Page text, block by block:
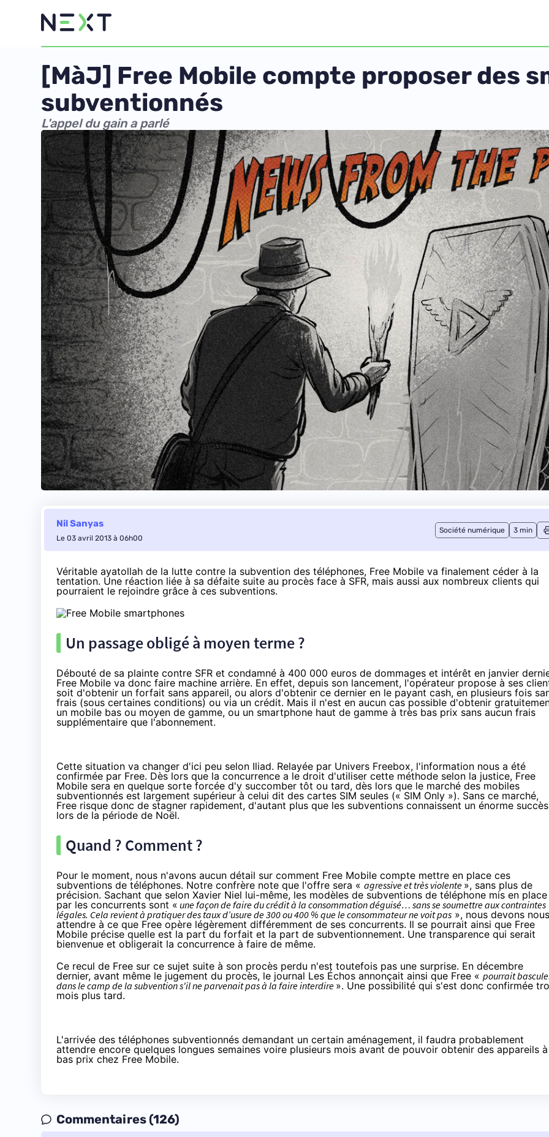
[MàJ] Free Mobile compte proposer des
subventionnés
L'appel du gain a parlé
Nil Sanyas
Le 03 avril 2013 à 06h00
Société numérique 3 min
Véritable ayatollah de la lutte contre la subvention des téléphones, Free Mobile va finalement céder à la
tentation. Une réaction liée à sa défaite suite au procès face à SFR, mais aussi aux nombreux clients qui
pourraient le rejoindre grâce à ces subventions.
Un passage obligé à moyen terme ?
Débouté de sa plainte contre SFR et condamné à 400 000 euros de dommages et intérêt en janvier
Free Mobile va donc faire machine arrière. En effet, depuis son lancement, l'opérateur propose à ses
soit d'obtenir un forfait sans appareil, ou alors d'obtenir ce dernier en le payant cash, en plusieurs fois
frais (sous certaines conditions) ou via un crédit. Mais il n'est en aucun cas possible d'obtenir
un mobile bas ou moyen de gamme, ou un smartphone haut de gamme à très bas prix sans aucun frais
supplémentaire que l'abonnement.
Cette situation va changer d'ici peu selon Iliad. Relayée par Univers Freebox, l'information nous a été
confirmée par Free. Dès lors que la concurrence a le droit d'utiliser cette méthode selon la justice, Free
Mobile sera en quelque sorte forcée d'y succomber tôt ou tard, dès lors que le marché des mobiles
subventionnés est largement supérieur à celui dit des cartes SIM seules (« SIM Only »). Sans ce marché,
Free risque donc de stagner rapidement, d'autant plus que les subventions connaissent un énorme succès
lors de la période de Noël.
Quand ? Comment ?
Pour le moment, nous n'avons aucun détail sur comment Free Mobile compte mettre en place ces
subventions de téléphones. Notre confrère note que l'offre sera « agressive et très violente », sans plus de
précision. Sachant que selon Xavier Niel lui-même, les modèles de subventions de téléphone mis en place
par les concurrents sont « une façon de faire du crédit à la consommation déguisé… sans se soumettre aux contraintes
légales. Cela revient à pratiquer des taux d’usure de 300 ou 400 % que le consommateur ne voit pas », nous devons nous
attendre à ce que Free opère légèrement différemment de ses concurrents. Il se pourrait ainsi que Free
Mobile précise quelle est la part du forfait et la part de subventionnement. Une transparence qui serait
bienvenue et obligerait la concurrence à faire de même.
Ce recul de Free sur ce sujet suite à son procès perdu n'est toutefois pas une surprise. En décembre
dernier, avant même le jugement du procès, le journal Les Échos annonçait ainsi que Free « pourrait
dans le camp de la subvention s'il ne parvenait pas à la faire interdire ». Une possibilité qui s'est donc confirmée
mois plus tard.
L'arrivée des téléphones subventionnés demandant un certain aménagement, il faudra probablement
attendre encore quelques longues semaines voire plusieurs mois avant de pouvoir obtenir des appareils à
bas prix chez Free Mobile.
Commentaires (126)